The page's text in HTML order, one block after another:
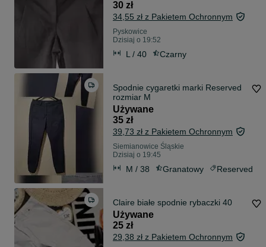
30 zł
34,55 zł z Pakietem Ochronnym
Pyskowice
Dzisiaj o 19:52
L / 40 Czarny
Spodnie cygaretki marki Reserved
rozmiar M
Używane
35 zł
39,73 zł z Pakietem Ochronnym
Siemianowice Śląskie
Dzisiaj o 19:45
M / 38 Granatowy Reserved
Claire białe spodnie rybaczki 40
Używane
25 zł
29,38 zł z Pakietem Ochronnym